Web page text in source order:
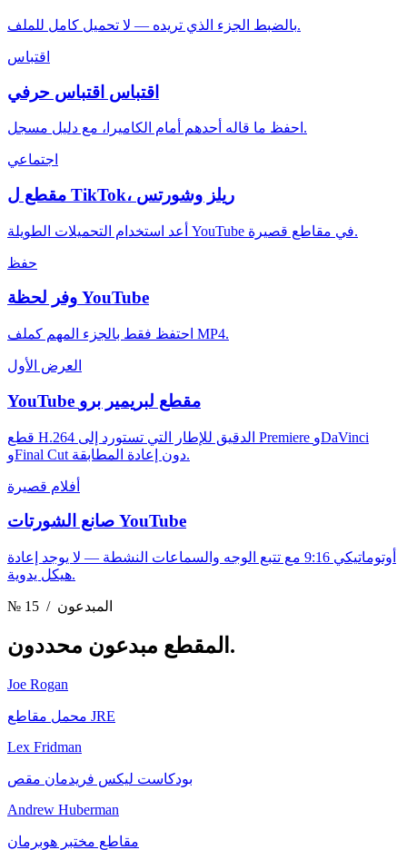
بالضبط الجزء الذي تريده — لا تحميل كامل للملف.
اقتباس
اقتباس اقتباس حرفي
احفظ ما قاله أحدهم أمام الكاميرا، مع دليل مسجل.
اجتماعي
مقطع ل TikTok، ريلز وشورتس
أعد استخدام التحميلات الطويلة YouTube في مقاطع قصيرة.
حفظ
وفر لحظة YouTube
احتفظ فقط بالجزء المهم كملف MP4.
العرض الأول
YouTube مقطع لبريمير برو
قطع H.264 الدقيق للإطار التي تستورد إلى Premiere وDaVinci
وFinal Cut دون إعادة المطابقة.
أفلام قصيرة
صانع الشورتات YouTube
أوتوماتيكي 9:16 مع تتبع الوجه والسماعات النشطة — لا يوجد إعادة
هيكل يدوية.
№ 15 / المبدعون
المقطع مبدعون محددون.
Joe Rogan
محمل مقاطع JRE
Lex Fridman
بودكاست ليكس فريدمان مقص
Andrew Huberman
مقاطع مختبر هوبرمان